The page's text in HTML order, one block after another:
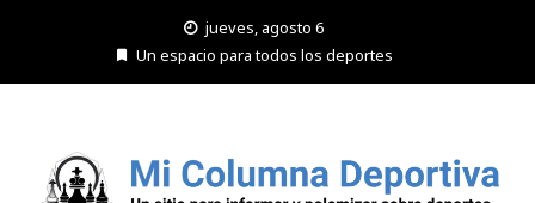
jueves, agosto 6
Un espacio para todos los deportes